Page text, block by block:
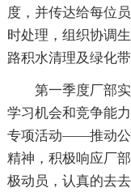
度，并传达给每位
时处理，组织协调
路积水清理及绿化
第一季度厂部
学习机会和竞争能
专项活动——推动公
精神，积极响应厂
极动员，认真的去